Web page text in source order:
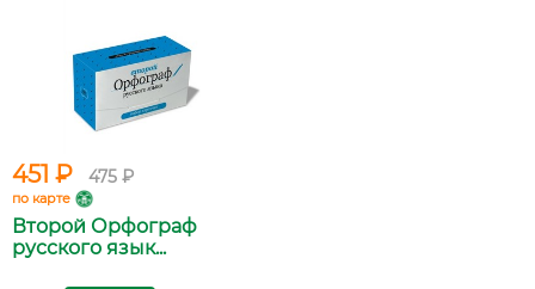
451 ₽ 475 ₽
по карте
Второй Орфограф
русского язык...